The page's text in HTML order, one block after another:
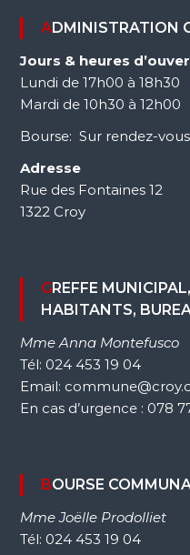
ADMINISTRATION
Jours & heures
Lundi de 17h00 à 18h30
Mardi de 10h30 à 12h00
Bourse: Sur rendez-vous
Adresse
Rue des Fontaines 12
1322 Croy
GREFFE MUNICIPAL, CONTRÔLE DES
HABITANTS,
Mme Anna Montefusco
Tél: 024 453 19 04
Email:
En cas d’urgence : 078
BOURSE
Mme Joëlle Prodolliet
Tél: 024 453 19 04